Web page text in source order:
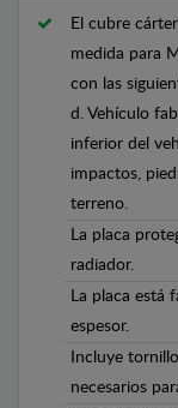
El cubre
medida para
con las
d. Vehículo
inferior del
impactos,
terreno.
La placa
radiador.
La placa está
espesor.
Incluye
necesarios